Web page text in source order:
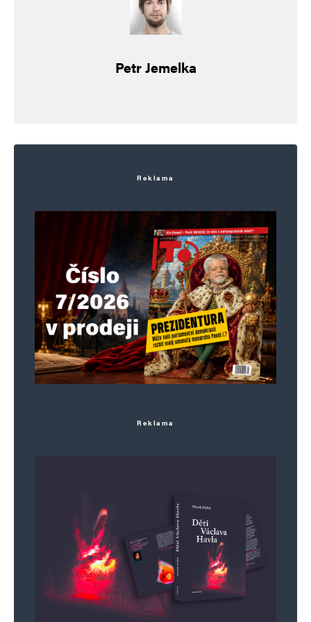
Vaše e-mailová adresa nebude zveřejněna.
Webová stránka
Uložit do prohlížeče jméno, e-mail a webovou stránku pro budoucí
komentáře.
Petr Jemelka
Reklama
Reklama